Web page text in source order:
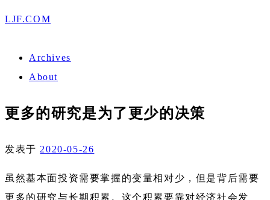
LJF.COM
Archives
About
更多的研究是为了更少的决策
发表于 2020-05-26
虽然基本面投资需要掌握的变量相对少，但是背后需要
更多的研究与长期积累。这个积累要靠对经济社会发